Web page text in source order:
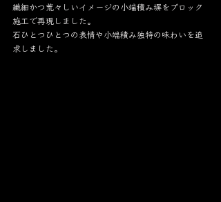
繊細かつ荒々しいイメージの小端積み塀をブロック
施工で再現しました。
石ひとつひとつの表情や小端積み独特の味わいを追
求しました。